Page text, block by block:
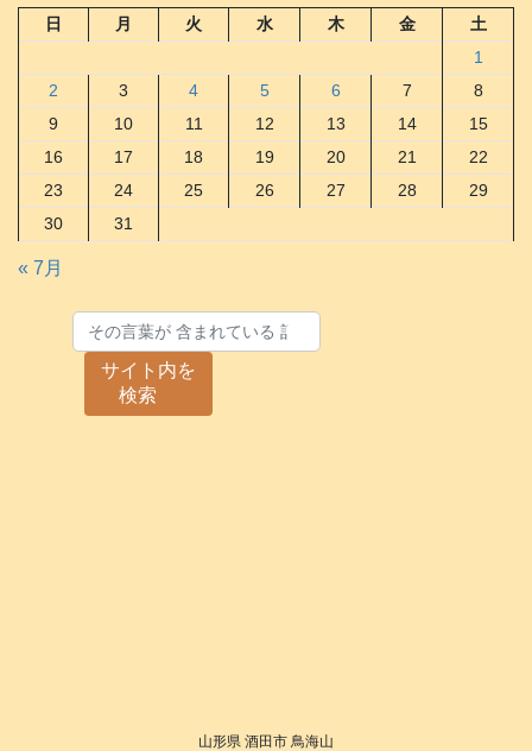
日 月 火 水 木 金
土
1
2
3 4 5 6 7
8
9
10 11 12 13 14
15
16
17 18 19 20 21
22
23
24 25 26 27 28
29
30
31
« 7月
サイト内を
検索
山形県 酒田市 鳥海山